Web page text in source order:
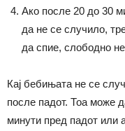
Ако после 20 до 30
да не се случило,
да спие, слободно
Кај бебињата не се
после падот. Тоа може
минути пред падот или